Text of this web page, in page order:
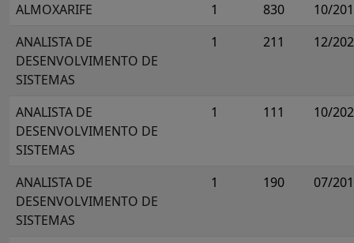
ALMOXARIFE
1 830
10/
ANALISTA DE
DESENVOLVIMENTO DE
SISTEMAS
1 211 12/
ANALISTA DE
DESENVOLVIMENTO DE
SISTEMAS
1 111 10/
ANALISTA DE
DESENVOLVIMENTO DE
SISTEMAS
1 190 07/